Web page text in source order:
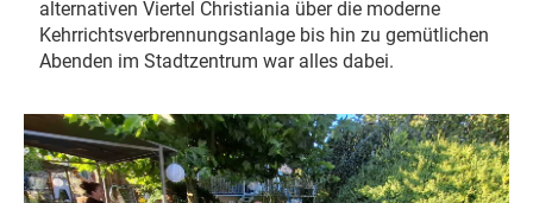
alternativen Viertel Christiania über die moderne
Kehrrichtsverbrennungsanlage bis hin zu gemütlichen
Abenden im Stadtzentrum war alles dabei.